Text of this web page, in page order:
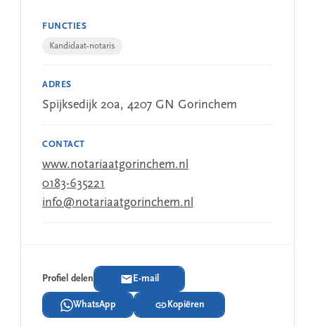
FUNCTIES
Kandidaat-notaris
ADRES
Spijksedijk 20a, 4207 GN Gorinchem
CONTACT
www.notariaatgorinchem.nl
0183-635221
info@notariaatgorinchem.nl
Profiel delen E-mail
WhatsApp Kopiëren